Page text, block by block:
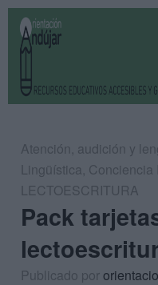
Atención, audición y
Lingüística, Conciencia
LECTOESCRITURA
Pack
Publicado por